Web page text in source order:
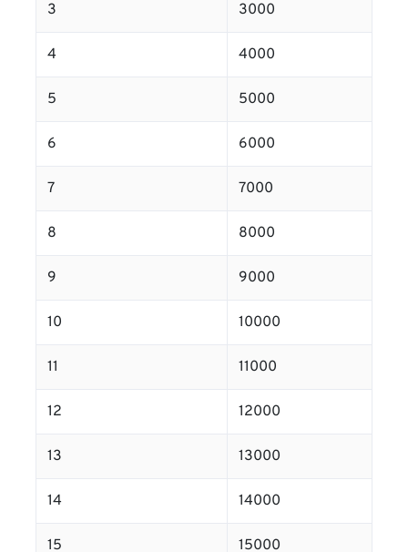
3 3000
4 4000
5 5000
6 6000
7 7000
8 8000
9 9000
10 10000
11 11000
12 12000
13 13000
14 14000
15 15000